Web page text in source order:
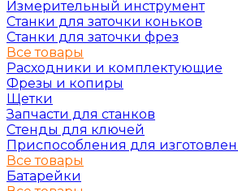
Измерительный инструмент
Станки для заточки коньков
Станки для заточки фрез
Все товары
Расходники и комплектующие
Фрезы и копиры
Щетки
Запчасти для станков
Стенды для ключей
Приспособления для
Все товары
Батарейки